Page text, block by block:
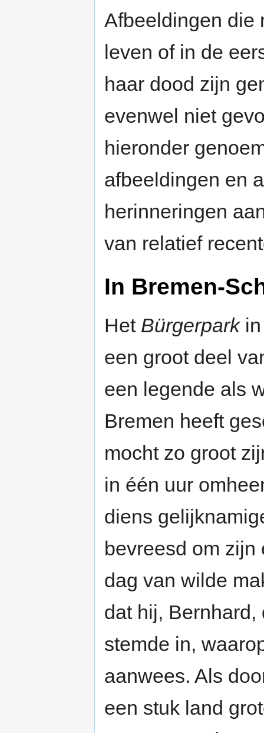
Afbeeldingen die
leven of in de
haar dood zijn
evenwel niet
hieronder
afbeeldingen en
herinneringen
van relatief
In Bremen-
Het Bürgerparkin
een groot deel
een legende als
Bremen heeft
mocht zo groot
in één uur
diens
bevreesd om zijn
dag van wilde
dat hij,
stemde in,
aanwees. Als
een stuk land